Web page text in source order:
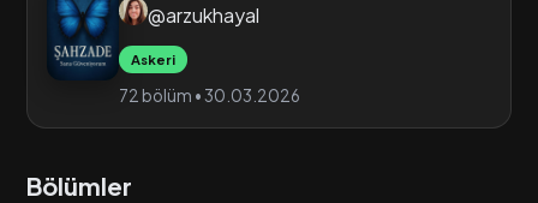
@arzukhayal
Askeri
72 bölüm • 30.03.2026
Bölümler